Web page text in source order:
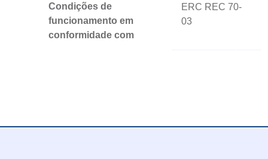
Condições de
funcionamento em
conformidade com
ERC REC 70-
03